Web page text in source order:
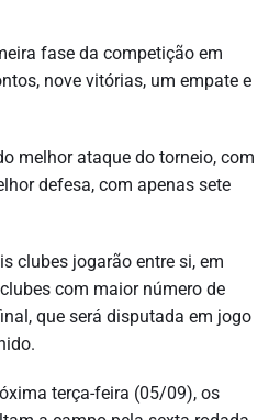
fase da competição em
nove vitórias, um empate e
melhor ataque do torneio, com
defesa, com apenas sete
clubes jogarão entre si, em
com maior número de
que será disputada em jogo
terça-feira (05/09), os